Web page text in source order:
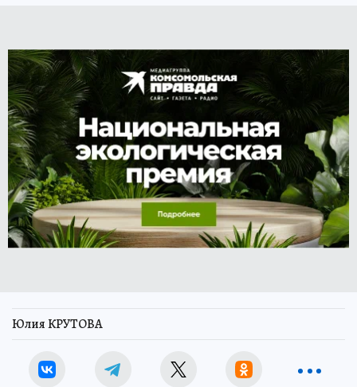
Юлия КРУТОВА